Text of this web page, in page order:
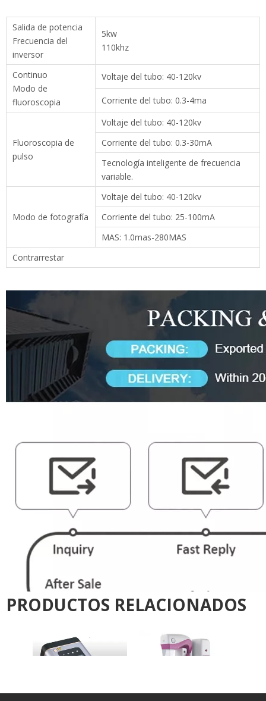
Frecuencia del
inversor
Continuo
Modo de
fluoroscopia
Voltaje del tubo: 40-120kv
Corriente del tubo: 0.3-4ma
Fluoroscopia de
pulso
Voltaje del tubo: 40-120kv
Corriente del tubo: 0.3-30mA
Tecnología inteligente de frecuencia
variable.
Modo de fotografía
Voltaje del tubo: 40-120kv
Corriente del tubo: 25-100mA
MAS: 1.0mas-280MAS
Contrarrestar